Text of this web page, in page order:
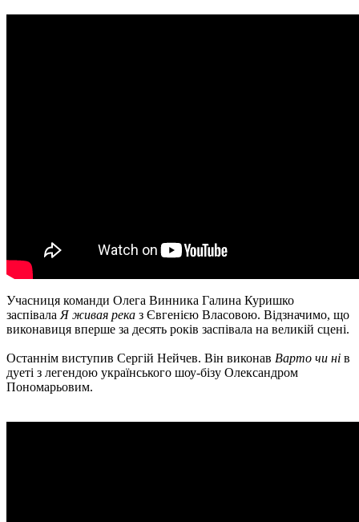
Учасниця команди Олега Винника Галина Куришко
заспівала Я живая река з Євгенією Власовою. Відзначимо, що
виконавиця вперше за десять років заспівала на великій сцені.
Останнім виступив Сергій Нейчев. Він виконав Варто чи ні в
дуеті з легендою українського шоу-бізу Олександром
Пономарьовим.